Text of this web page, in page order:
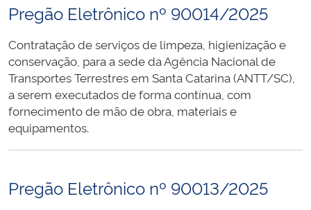
Pregão Eletrônico nº 90014/2025
Contratação de serviços de limpeza, higienização e
conservação, para a sede da Agência Nacional de
Transportes Terrestres em Santa Catarina (ANTT/SC),
a serem executados de forma contínua, com
fornecimento de mão de obra, materiais e
equipamentos.
Pregão Eletrônico nº 90013/2025